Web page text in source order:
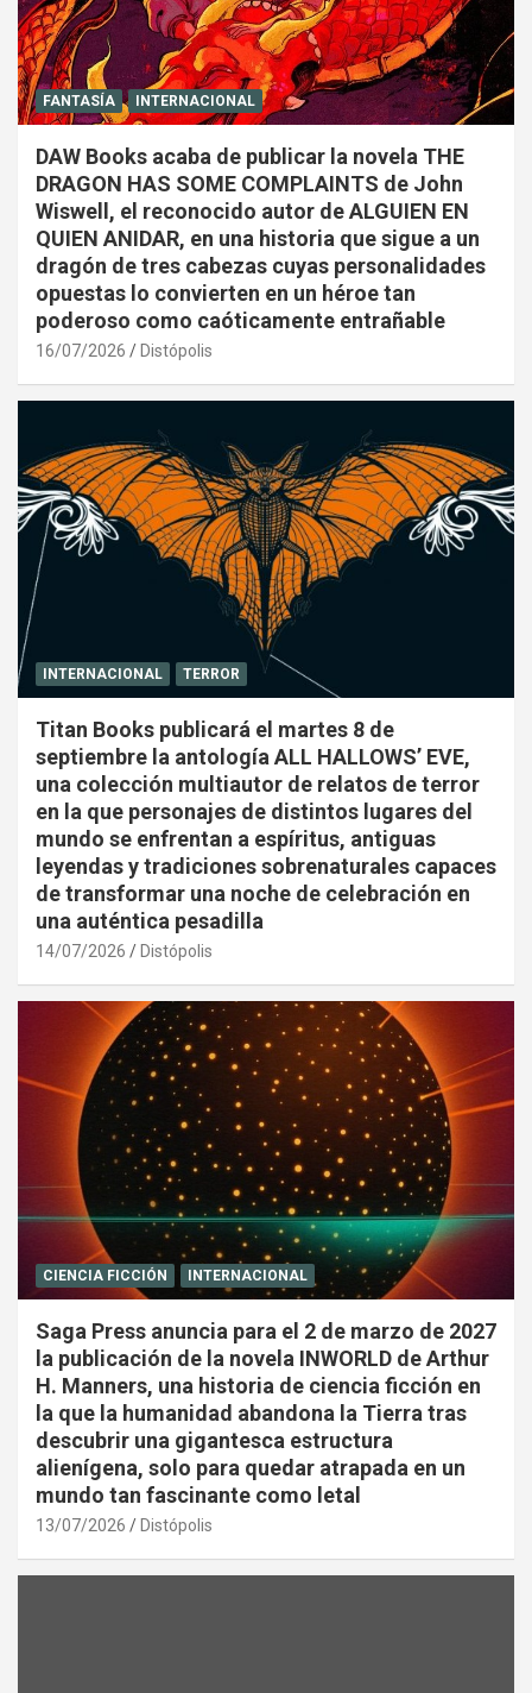
FANTASÍA INTERNACIONAL
DAW Books acaba de publicar la novela THE
DRAGON HAS SOME COMPLAINTS de John
Wiswell, el reconocido autor de ALGUIEN EN
QUIEN ANIDAR, en una historia que sigue a un
dragón de tres cabezas cuyas personalidades
opuestas lo convierten en un héroe tan
poderoso como caóticamente entrañable
16/07/2026 Distópolis
INTERNACIONAL TERROR
Titan Books publicará el martes 8 de
septiembre la antología ALL HALLOWS’ EVE,
una colección multiautor de relatos de terror
en la que personajes de distintos lugares del
mundo se enfrentan a espíritus, antiguas
leyendas y tradiciones sobrenaturales capaces
de transformar una noche de celebración en
una auténtica pesadilla
14/07/2026 Distópolis
CIENCIA FICCIÓN INTERNACIONAL
Saga Press anuncia para el 2 de marzo de 2027
la publicación de la novela INWORLD de Arthur
H. Manners, una historia de ciencia ficción en
la que la humanidad abandona la Tierra tras
descubrir una gigantesca estructura
alienígena, solo para quedar atrapada en un
mundo tan fascinante como letal
13/07/2026 Distópolis